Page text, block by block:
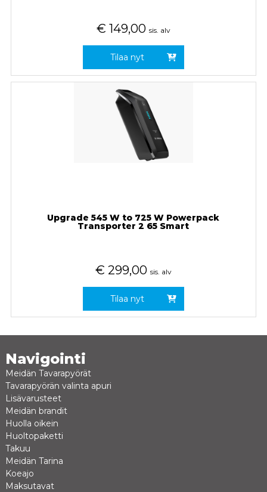
€ 149,00 sis. alv
Tilaa nyt
Upgrade 545 W to 725 W Powerpack
Transporter 2 65 Smart
€ 299,00 sis. alv
Tilaa nyt
Navigointi
Meidän Tavarapyörät
Tavarapyörän valinta apuri
Lisävarusteet
Meidän brandit
Huolla oikein
Huoltopaketti
Takuu
Meidän Tarina
Koeajo
Maksutavat